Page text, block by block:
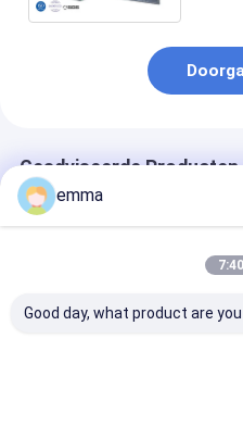
Geadviseerde Producten
emma
Good day, what product are